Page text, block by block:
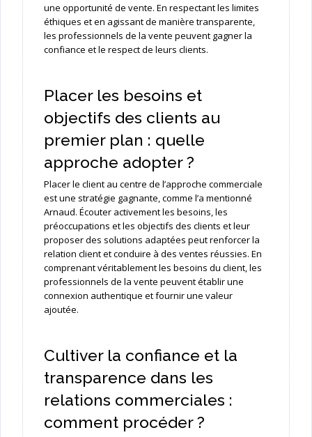
une opportunité de vente. En respectant les limites
éthiques et en agissant de manière transparente,
les professionnels de la vente peuvent gagner la
confiance et le respect de leurs clients.
Placer les besoins et
objectifs des clients au
premier plan : quelle
approche adopter ?
Placer le client au centre de l’approche commerciale
est une stratégie gagnante, comme l’a mentionné
Arnaud. Écouter activement les besoins, les
préoccupations et les objectifs des clients et leur
proposer des solutions adaptées peut renforcer la
relation client et conduire à des ventes réussies. En
comprenant véritablement les besoins du client, les
professionnels de la vente peuvent établir une
connexion authentique et fournir une valeur
ajoutée.
Cultiver la confiance et la
transparence dans les
relations commerciales :
comment procéder ?